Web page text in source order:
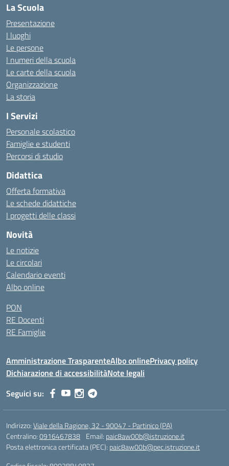
La Scuola
Presentazione
I luoghi
Le persone
I numeri della scuola
Le carte della scuola
Organizzazione
La storia
I Servizi
Personale scolastico
Famiglie e studenti
Percorsi di studio
Didattica
Offerta formativa
Le schede didattiche
I progetti delle classi
Novità
Le notizie
Le circolari
Calendario eventi
Albo online
PON
RE Docenti
RE Famiglie
Amministrazione TrasparenteAlbo onlinePrivacy policy
Dichiarazione di accessibilitàNote legali
Seguici su:
Indirizzo:Viale della Ragione, 32 - 90047 - Partinico (PA)
Centralino:0916467838 Email: paic8aw00b@istruzione.it
Posta elettronica certificata (PEC): paic8aw00b@pec.istruzione.it